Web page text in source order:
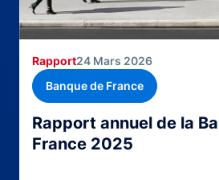
Rapport annuel de la
France 2025
Rapport24 Mars 2026
Banque de France